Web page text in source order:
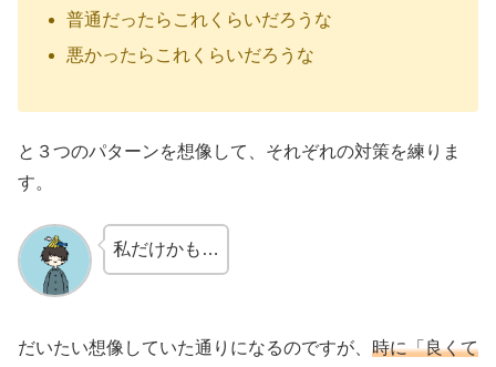
普通だったらこれくらいだろうな
悪かったらこれくらいだろうな
と３つのパターンを想像して、それぞれの対策を練りま
す。
私だけかも…
だいたい想像していた通りになるのですが、 時に「良くて